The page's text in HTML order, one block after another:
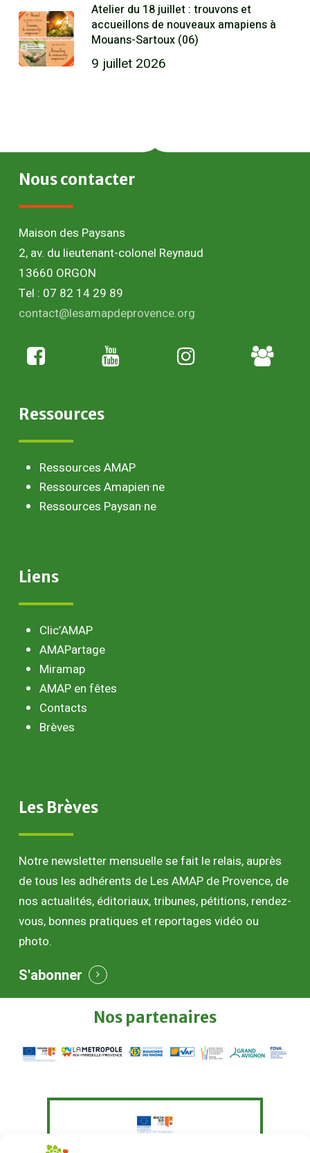
Atelier du 18 juillet : trouvons et
accueillons de nouveaux amapiens à
Mouans-Sartoux (06)
9 juillet 2026
Nouscontacter
Maison des Paysans
2, av. du lieutenant-colonel Reynaud
13660 ORGON
Tel : 07 82 14 29 89
contact@lesamapdeprovence.org
Adhésion
paysan
Ressources
Ressources AMAP
Ressources Amapien·ne
Ressources Paysan·ne
Liens
Clic’AMAP
AMAPartage
Miramap
AMAP en fêtes
Contacts
Brèves
Les Brèves
Notre newsletter mensuelle se fait le relais, auprès
de tous les adhérents de Les AMAP de Provence, de
nos actualités, éditoriaux, tribunes, pétitions, rendez-
vous, bonnes pratiques et reportages vidéo ou
photo.
S'abonner
Nos partenaires